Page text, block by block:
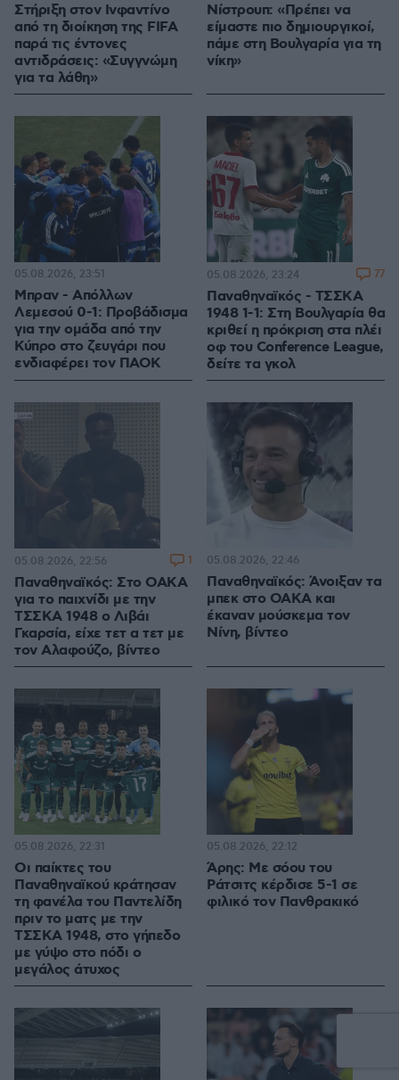
Στήριξη στον Ινφαντίνο
από τη διοίκηση της FIFA
παρά τις έντονες
αντιδράσεις: «Συγγνώμη
για τα λάθη»
Νίστρουπ: «Πρέπει να
είμαστε πιο δημιουργικοί,
πάμε στη Βουλγαρία για τη
νίκη»
Μπραν - Απόλλων
Λεμεσού 0-1: Προβάδισμα
για την ομάδα από την
Κύπρο στο ζευγάρι που
ενδιαφέρει τον ΠΑΟΚ
05.08.2026, 23:51
Παναθηναϊκός - ΤΣΣΚΑ
1948 1-1: Στη Βουλγαρία θα
κριθεί η πρόκριση στα πλέι
οφ του Conference League,
δείτε τα γκολ
05.08.2026, 23:24 77
Παναθηναϊκός: Στο ΟΑΚΑ
για το παιχνίδι με την
ΤΣΣΚΑ 1948 ο Λιβάι
Γκαρσία, είχε τετ α τετ με
τον Αλαφούζο, βίντεο
05.08.2026, 22:56 1
Παναθηναϊκός: Άνοιξαν τα
μπεκ στο ΟΑΚΑ και
έκαναν μούσκεμα τον
Νίνη, βίντεο
05.08.2026, 22:46
Οι παίκτες του
Παναθηναϊκού κράτησαν
τη φανέλα του Παντελίδη
πριν το ματς με την
ΤΣΣΚΑ 1948, στο γήπεδο
με γύψο στο πόδι ο
μεγάλος άτυχος
05.08.2026, 22:31
Άρης: Με σόου του
Ράτσιτς κέρδισε 5-1 σε
φιλικό τον Πανθρακικό
05.08.2026, 22:12